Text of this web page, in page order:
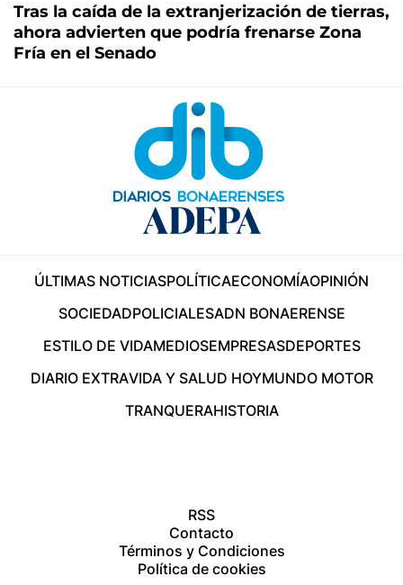
Tras la caída de la extranjerización de tierras,
ahora advierten que podría frenarse Zona
Fría en el Senado
ÚLTIMAS NOTICIASPOLÍTICAECONOMÍAOPINIÓN
SOCIEDADPOLICIALESADN BONAERENSE
ESTILO DE VIDAMEDIOSEMPRESASDEPORTES
DIARIO EXTRAVIDA Y SALUD HOYMUNDO MOTOR
TRANQUERAHISTORIA
RSS
Contacto
Términos y Condiciones
Política de cookies